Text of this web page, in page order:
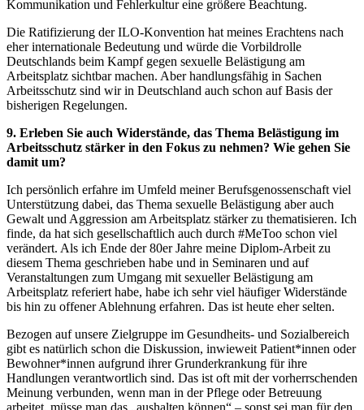
Kommunikation und Fehlerkultur eine größere Beachtung.
Die Ratifizierung der ILO-Konvention hat meines Erachtens nach
eher internationale Bedeutung und würde die Vorbildrolle
Deutschlands beim Kampf gegen sexuelle Belästigung am
Arbeitsplatz sichtbar machen. Aber handlungsfähig in Sachen
Arbeitsschutz sind wir in Deutschland auch schon auf Basis der
bisherigen Regelungen.
9. Erleben Sie auch Widerstände, das Thema Belästigung im
Arbeitsschutz stärker in den Fokus zu nehmen? Wie gehen Sie
damit um?
Ich persönlich erfahre im Umfeld meiner Berufsgenossenschaft viel
Unterstützung dabei, das Thema sexuelle Belästigung aber auch
Gewalt und Aggression am Arbeitsplatz stärker zu thematisieren. Ich
finde, da hat sich gesellschaftlich auch durch #MeToo schon viel
verändert. Als ich Ende der 80er Jahre meine Diplom-Arbeit zu
diesem Thema geschrieben habe und in Seminaren und auf
Veranstaltungen zum Umgang mit sexueller Belästigung am
Arbeitsplatz referiert habe, habe ich sehr viel häufiger Widerstände
bis hin zu offener Ablehnung erfahren. Das ist heute eher selten.
Bezogen auf unsere Zielgruppe im Gesundheits- und Sozialbereich
gibt es natürlich schon die Diskussion, inwieweit Patient*innen oder
Bewohner*innen aufgrund ihrer Grunderkrankung für ihre
Handlungen verantwortlich sind. Das ist oft mit der vorherrschenden
Meinung verbunden, wenn man in der Pflege oder Betreuung
arbeitet, müsse man das „aushalten können“ – sonst sei man für den